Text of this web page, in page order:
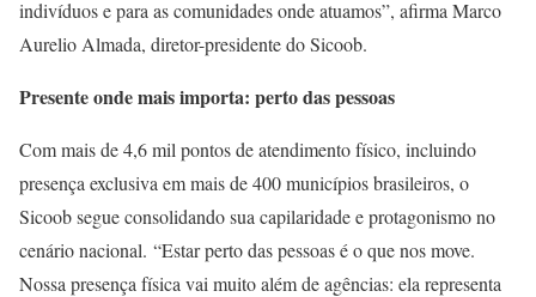
indivíduos e para as comunidades onde atuamos”, afirma Marco
Aurelio Almada, diretor-presidente do Sicoob.
Presente onde mais importa: perto das pessoas
Com mais de 4,6 mil pontos de atendimento físico, incluindo
presença exclusiva em mais de 400 municípios brasileiros, o
Sicoob segue consolidando sua capilaridade e protagonismo no
cenário nacional. “Estar perto das pessoas é o que nos move.
Nossa presença física vai muito além de agências: ela representa